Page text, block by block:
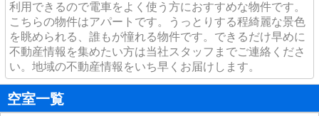
利用できるので電車をよく使う方におすすめな物件です。
こちらの物件はアパートです。うっとりする程綺麗な景色
を眺められる、誰もが憧れる物件です。できるだけ早めに
不動産情報を集めたい方は当社スタッフまでご連絡くださ
い。地域の不動産情報をいち早くお届けします。
空室一覧